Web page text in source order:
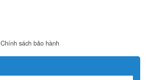
Chính sách bảo hành